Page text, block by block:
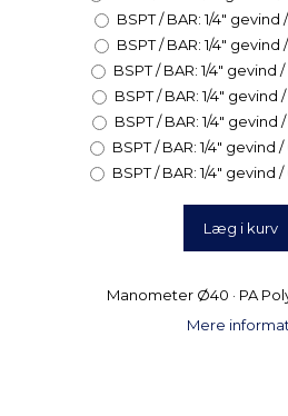
BSPT / BAR:1/4" gevind
BSPT / BAR:1/4" gevind
BSPT / BAR:1/4" gevind
BSPT / BAR:1/4" gevind
BSPT / BAR:1/4" gevind
BSPT / BAR:1/4" gevind
BSPT / BAR:1/4" gevind
Læg i kurv
Manometer Ø40 · PA
Mere